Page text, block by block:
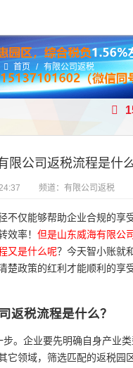
首页 / 有限公司返税
限公司返税流程是什么
频道： 有限公司返税
不仅能够帮助企业合规的享
效率！ 但是山东威海有限公
又是什么呢？今天智小账就
楚政策的红利才能顺利的享
返税流程是什么？
。企业要先明确自身产业
它领域，筛选匹配的返税园